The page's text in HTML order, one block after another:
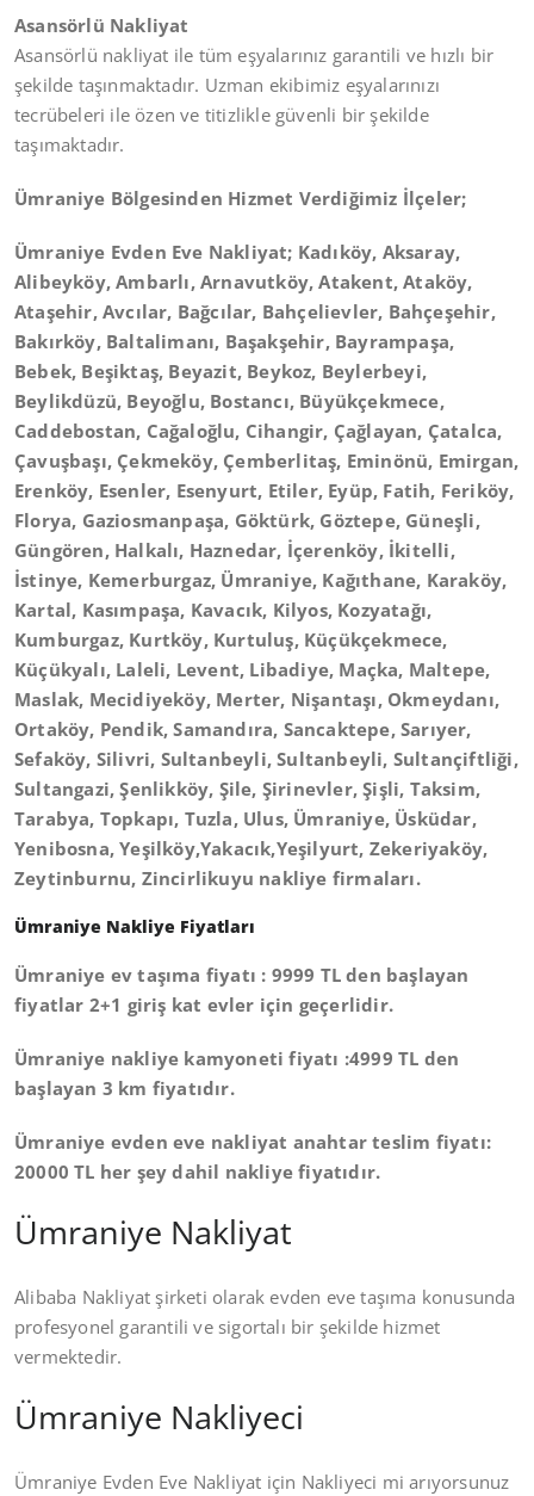
Asansörlü Nakliyat
Asansörlü nakliyat ile tüm eşyalarınız garantili ve hızlı bir
şekilde taşınmaktadır. Uzman ekibimiz eşyalarınızı
tecrübeleri ile özen ve titizlikle güvenli bir şekilde
taşımaktadır.
Ümraniye Bölgesinden Hizmet Verdiğimiz İlçeler;
Ümraniye Evden Eve Nakliyat; Kadıköy, Aksaray,
Alibeyköy, Ambarlı, Arnavutköy, Atakent, Ataköy,
Ataşehir, Avcılar, Bağcılar, Bahçelievler, Bahçeşehir,
Bakırköy, Baltalimanı, Başakşehir, Bayrampaşa,
Bebek, Beşiktaş, Beyazit, Beykoz, Beylerbeyi,
Beylikdüzü, Beyoğlu, Bostancı, Büyükçekmece,
Caddebostan, Cağaloğlu, Cihangir, Çağlayan, Çatalca,
Çavuşbaşı, Çekmeköy, Çemberlitaş, Eminönü, Emirgan,
Erenköy, Esenler, Esenyurt, Etiler, Eyüp, Fatih, Feriköy,
Florya, Gaziosmanpaşa, Göktürk, Göztepe, Güneşli,
Güngören, Halkalı, Haznedar, İçerenköy, İkitelli,
İstinye, Kemerburgaz, Ümraniye, Kağıthane, Karaköy,
Kartal, Kasımpaşa, Kavacık, Kilyos, Kozyatağı,
Kumburgaz, Kurtköy, Kurtuluş, Küçükçekmece,
Küçükyalı, Laleli, Levent, Libadiye, Maçka, Maltepe,
Maslak, Mecidiyeköy, Merter, Nişantaşı, Okmeydanı,
Ortaköy, Pendik, Samandıra, Sancaktepe, Sarıyer,
Sefaköy, Silivri, Sultanbeyli, Sultanbeyli, Sultançiftliği,
Sultangazi, Şenlikköy, Şile, Şirinevler, Şişli, Taksim,
Tarabya, Topkapı, Tuzla, Ulus, Ümraniye, Üsküdar,
Yenibosna, Yeşilköy,Yakacık,Yeşilyurt, Zekeriyaköy,
Zeytinburnu, Zincirlikuyu nakliye firmaları.
Ümraniye Nakliye Fiyatları
Ümraniye ev taşıma fiyatı : 9999 TL den başlayan
fiyatlar 2+1 giriş kat evler için geçerlidir.
Ümraniye nakliye kamyoneti fiyatı :4999 TL den
başlayan 3 km fiyatıdır.
Ümraniye evden eve nakliyat anahtar teslim fiyatı:
20000 TL her şey dahil nakliye fiyatıdır.
Ümraniye Nakliyat
Alibaba Nakliyat şirketi olarak evden eve taşıma konusunda
profesyonel garantili ve sigortalı bir şekilde hizmet
vermektedir.
Ümraniye Nakliyeci
Ümraniye Evden Eve Nakliyat için Nakliyeci mi arıyorsunuz